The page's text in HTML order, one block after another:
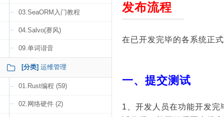
03.SeaORM入门教程
04.Salvo(赛风)
09.单词谐音
[分类] 运维管理
01.Rust编程 (59)
02.网络硬件 (2)
发布流程
在已开发完毕的各系统正
一、提交测试
1、开发人员在功能开发